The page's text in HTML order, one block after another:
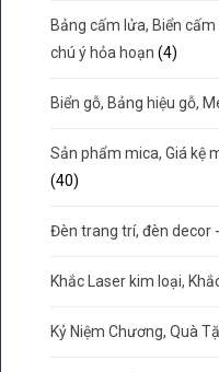
Bảng cấm lửa, Biển
chú ý hỏa hoạn (4)
Biển gỗ, Bảng hiệu gỗ,
Sản phẩm mica, Giá kệ
(40)
Đèn trang trí, đèn decor
Khắc Laser kim loại,
Kỷ Niệm Chương, Quà